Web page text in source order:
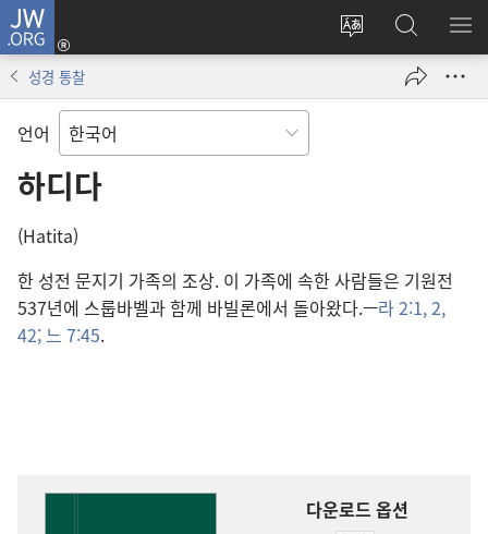
JW.ORG
사이트
변경
로그인
(새로운
열기)
JW.ORG
검색
메
성경 통찰
언어
하디다
(Hatita)
한 성전 문지기 가족의 조상. 이 가족에 속한 사람들은 기원전
537년에 스룹바벨과 함께 바빌론에서 돌아왔다.—라 2:1, 2,
42;느 7:45.
다운로드 옵션